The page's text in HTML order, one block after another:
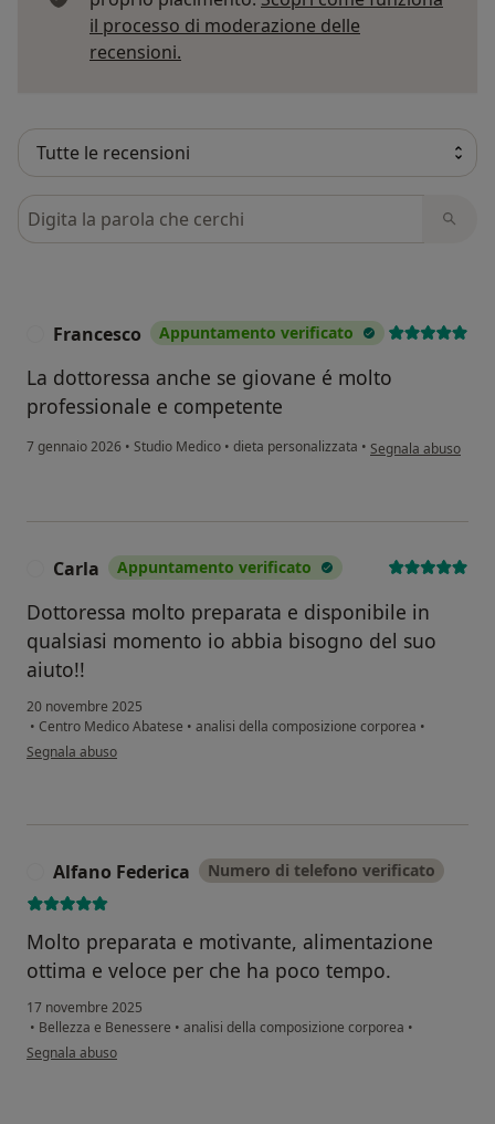
il processo di moderazione delle
recensioni.
Cerca nelle recensioni
Francesco Appuntamento verificato
La dottoressa anche se giovane é molto
professionale e competente
7 gennaio 2026 • Studio Medico • dieta personalizzata • secondo l'opinione
Segnala abuso
Carla Appuntamento verificato
Dottoressa molto preparata e disponibile in
qualsiasi momento io abbia bisogno del suo
aiuto!!
20 novembre 2025
• Centro Medico Abatese • analisi della composizione corporea •
secondo l'opinione dell'utente Carla
Segnala abuso
Alfano Federica Numero di telefono verificato
Molto preparata e motivante, alimentazione
ottima e veloce per che ha poco tempo.
17 novembre 2025
• Bellezza e Benessere • analisi della composizione corporea •
secondo l'opinione dell'utente Alfano Federica
Segnala abuso